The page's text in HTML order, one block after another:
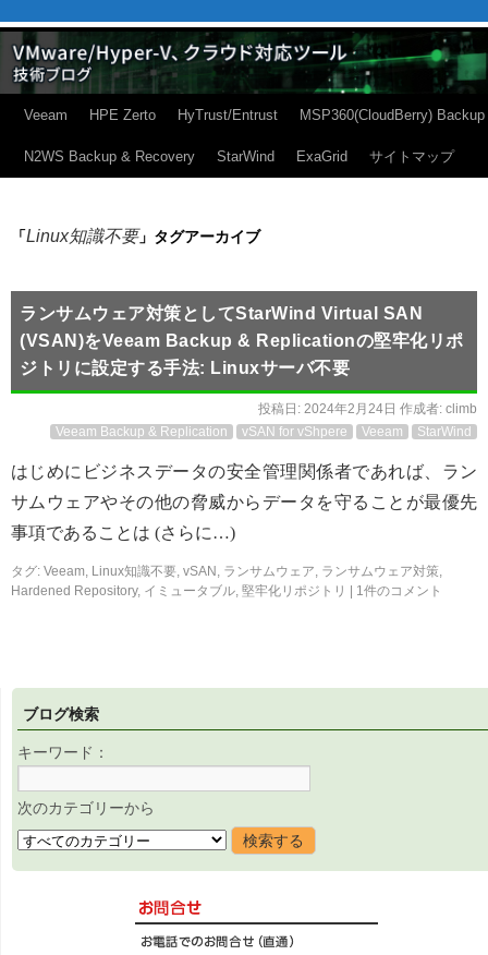
Veeam HPE Zerto HyTrust/Entrust MSP360(CloudBerry) Backup
N2WS Backup & Recovery StarWind ExaGrid サイトマップ
「Linux知識不要」タグアーカイブ
ランサムウェア対策としてStarWind Virtual SAN
(VSAN)をVeeam Backup & Replicationの堅牢化リポ
ジトリに設定する手法: Linuxサーバ不要
投稿日: 2024年2月24日 作成者: climb
Veeam Backup & Replication
vSAN for vShpere Veeam StarWind
はじめにビジネスデータの安全管理関係者であれば、ラン
サムウェアやその他の脅威からデータを守ることが最優先
事項であることは (さらに…)
タグ: Veeam, Linux知識不要, vSAN , ランサムウェア, ランサムウェア対策,
Hardened Repository, イミュータブル, 堅牢化リポジトリ 1件のコメント
ブログ検索
キーワード：
次のカテゴリーから